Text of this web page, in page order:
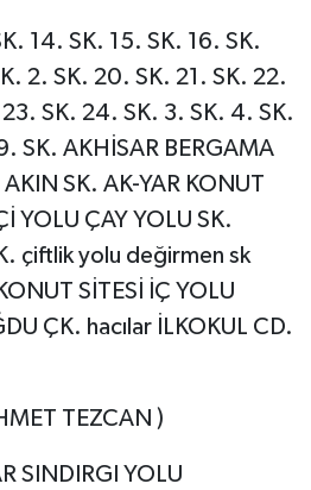
14. SK. 15. SK. 16. SK.
2. SK. 20. SK. 21. SK. 22.
SK. 24. SK. 3. SK. 4. SK.
SK. AKHİSAR BERGAMA
SK. AK-YAR KONUT
YOLU ÇAY YOLU SK.
çiftlik yolu değirmen sk
SİTESİ İÇ YOLU
ÇK. hacılar İLKOKUL CD.
TEZCAN )
SINDIRGI YOLU